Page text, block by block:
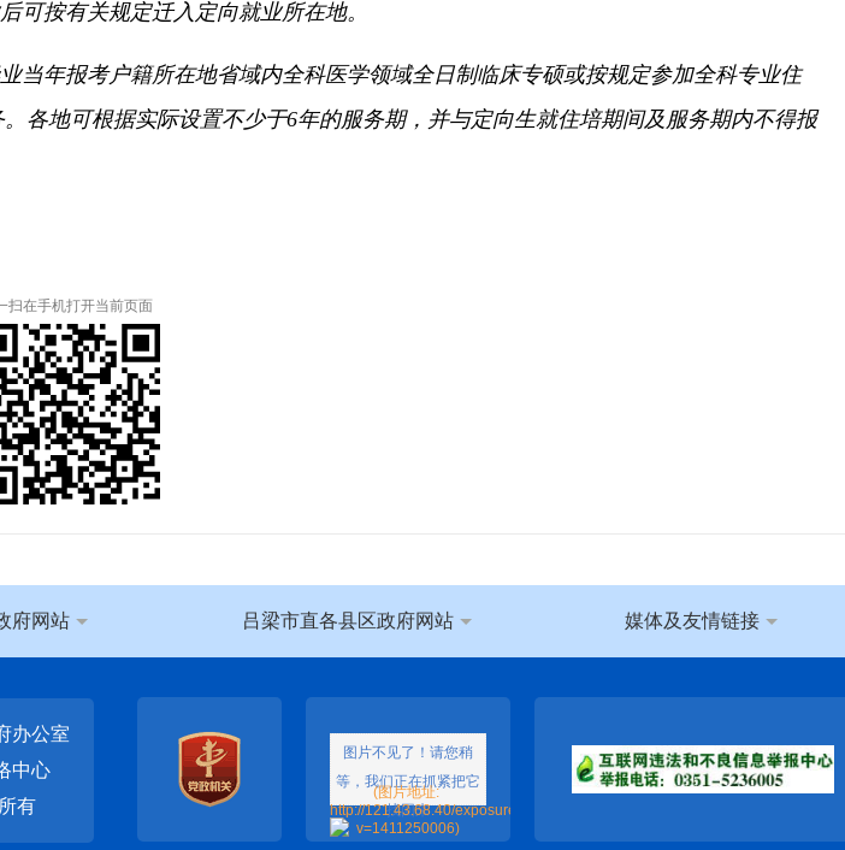
可按有关规定迁入定向就业所在地。
当年报考户籍所在地省域内全科医学领域全日制临床专硕或按规定参加全科专业住
各地可根据实际设置不少于6年的服务期， 并与定向生就住培期间及服务期内不得报
扫在手机打开当前页面
府网站 吕梁市直各县区政府网站 媒体及友情链接
办公室
中心
有